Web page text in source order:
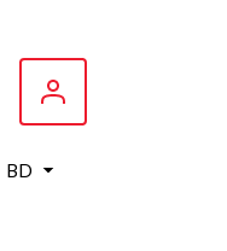
BD